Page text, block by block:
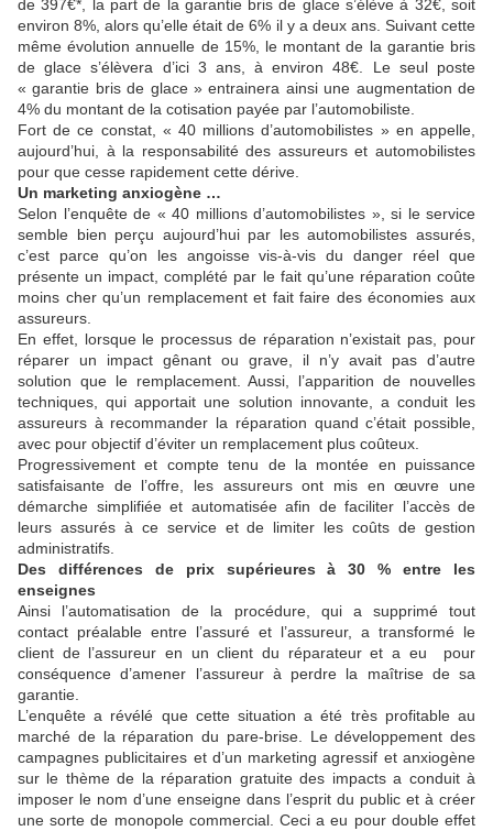
de 397€*, la part de la garantie bris de glace s’élève à 32€, soit
environ 8%, alors qu’elle était de 6% il y a deux ans. Suivant cette
même évolution annuelle de 15%, le montant de la garantie bris
de glace s’élèvera d’ici 3 ans, à environ 48€. Le seul poste
« garantie bris de glace » entrainera ainsi une augmentation de
4% du montant de la cotisation payée par l’automobiliste.
Fort de ce constat, « 40 millions d’automobilistes » en appelle,
aujourd’hui, à la responsabilité des assureurs et automobilistes
pour que cesse rapidement cette dérive.
Un marketing anxiogène …
Selon l’enquête de « 40 millions d’automobilistes », si le service
semble bien perçu aujourd’hui par les automobilistes assurés,
c’est parce qu’on les angoisse vis-à-vis du danger réel que
présente un impact, complété par le fait qu’une réparation coûte
moins cher qu’un remplacement et fait faire des économies aux
assureurs.
En effet, lorsque le processus de réparation n’existait pas, pour
réparer un impact gênant ou grave, il n’y avait pas d’autre
solution que le remplacement. Aussi, l’apparition de nouvelles
techniques, qui apportait une solution innovante, a conduit les
assureurs à recommander la réparation quand c’était possible,
avec pour objectif d’éviter un remplacement plus coûteux.
Progressivement et compte tenu de la montée en puissance
satisfaisante de l’offre, les assureurs ont mis en œuvre une
démarche simplifiée et automatisée afin de faciliter l’accès de
leurs assurés à ce service et de limiter les coûts de gestion
administratifs.
Des différences de prix supérieures à 30 % entre les
enseignes
Ainsi l’automatisation de la procédure, qui a supprimé tout
contact préalable entre l’assuré et l’assureur, a transformé le
client de l’assureur en un client du réparateur et a eu pour
conséquence d’amener l’assureur à perdre la maîtrise de sa
garantie.
L’enquête a révélé que cette situation a été très profitable au
marché de la réparation du pare-brise. Le développement des
campagnes publicitaires et d’un marketing agressif et anxiogène
sur le thème de la réparation gratuite des impacts a conduit à
imposer le nom d’une enseigne dans l’esprit du public et à créer
une sorte de monopole commercial. Ceci a eu pour double effet